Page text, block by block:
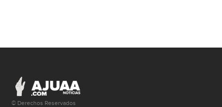
© Derechos Reservados